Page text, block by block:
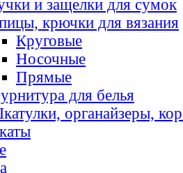
и защелки для сумок
крючки для вязания
Круговые
Носочные
Прямые
для белья
органайзеры,